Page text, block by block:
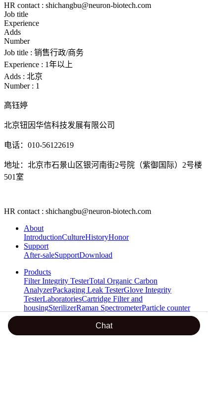
HR contact : shichangbu@neuron-biotech.com
Job title
Experience
Adds
Number
Job title : 销售行政/商务
Experience : 1年以上
Adds : 北京
Number : 1
高钰婷
北京钮因华信科技发展有限公司
电话： 010-56122619
地址：北京市石景山区银河南街2号院（紫御国际） 2号楼
501 室
HR contact : shichangbu@neuron-biotech.com
About
IntroductionCultureHistoryHonor
Support
After-saleSupportDownload
Products
Filter Integrity TesterTotal Organic Carbon
AnalyzerPackaging Leak TesterGlove Integrity
TesterLaboratoriesCartridge Filter and
housingSterilizerRaman SpectrometerParticle counter
Company NewsIndustry NewsNotice
Chat